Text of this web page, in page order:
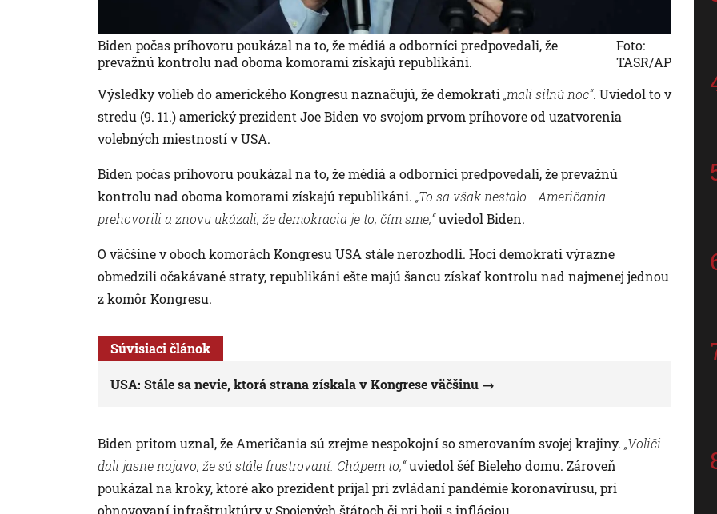
Biden počas príhovoru poukázal na to, že médiá a odborníci predpovedali, že
prevažnú kontrolu nad oboma komorami získajú republikáni.
Foto:
TASR/AP
Výsledky volieb do amerického Kongresu naznačujú, že demokrati „mali silnú noc“. Uviedol to v
stredu (9. 11.) americký prezident Joe Biden vo svojom prvom príhovore od uzatvorenia
volebných miestností v USA.
Biden počas príhovoru poukázal na to, že médiá a odborníci predpovedali, že prevažnú
kontrolu nad oboma komorami získajú republikáni. „To sa však nestalo… Američania
prehovorili a znovu ukázali, že demokracia je to, čím sme,“uviedol Biden.
O väčšine v oboch komorách Kongresu USA stále nerozhodli. Hoci demokrati výrazne
obmedzili očakávané straty, republikáni ešte majú šancu získať kontrolu nad najmenej jednou
z komôr Kongresu.
Súvisiaci článok
USA: Stále sa nevie, ktorá strana získala v Kongrese väčšinu
Biden pritom uznal, že Američania sú zrejme nespokojní so smerovaním svojej krajiny. „Voliči
dali jasne najavo, že sú stále frustrovaní. Chápem to,“uviedol šéf Bieleho domu. Zároveň
poukázal na kroky, ktoré ako prezident prijal pri zvládaní pandémie koronavírusu, pri
obnovovaní infraštruktúry v Spojených štátoch či pri boji s infláciou.